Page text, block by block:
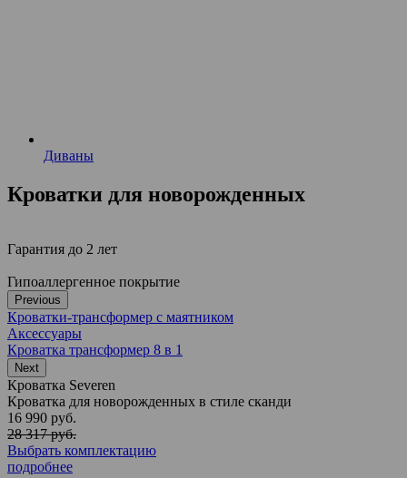
Диваны
Кроватки для новорожденных
Гарантия до 2 лет
Гипоаллергенное покрытие
Previous
Кроватки-трансформер с маятником
Аксессуары
Кроватка трансформер 8 в 1
Next
Кроватка Severen
Кроватка для новорожденных в стиле сканди
16 990 руб.
28 317 руб.
Выбрать комплектацию
подробнее